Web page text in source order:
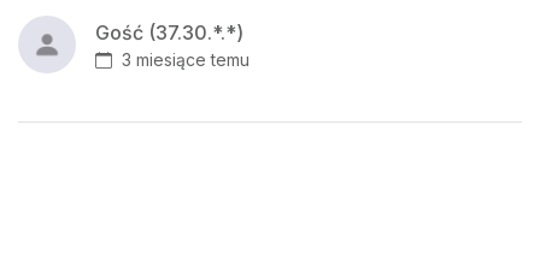
Gość (37.30.*.*)
3 miesiące temu